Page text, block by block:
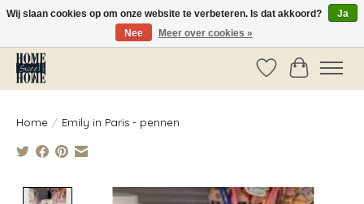
Vóór 14:00 besteld, dezelfde dag verzonden!
Verlanglijst
Home / Emily in Paris - pennen
Product image slideshow Items
Wij slaan cookies op om onze website te verbeteren. Is dat akkoord?
Ja
Nee
Meer over cookies »